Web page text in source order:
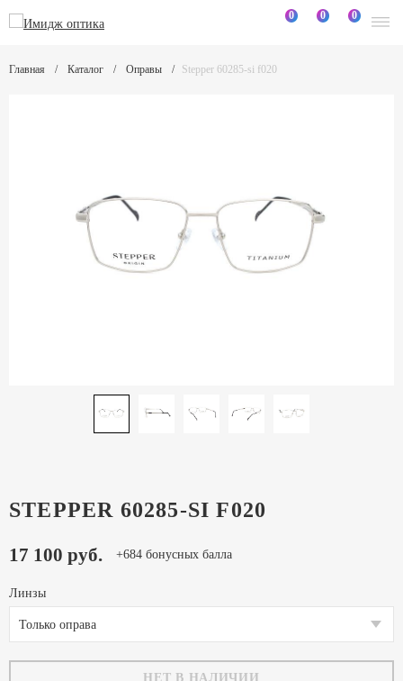
0 0 0
Главная Каталог Оправы Stepper 60285-si f020
STEPPER 60285-SI F020
17 100 руб. +684 бонусных балла
Линзы
Только оправа
НЕТ В НАЛИЧИИ